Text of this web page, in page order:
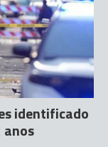
identificado
anos